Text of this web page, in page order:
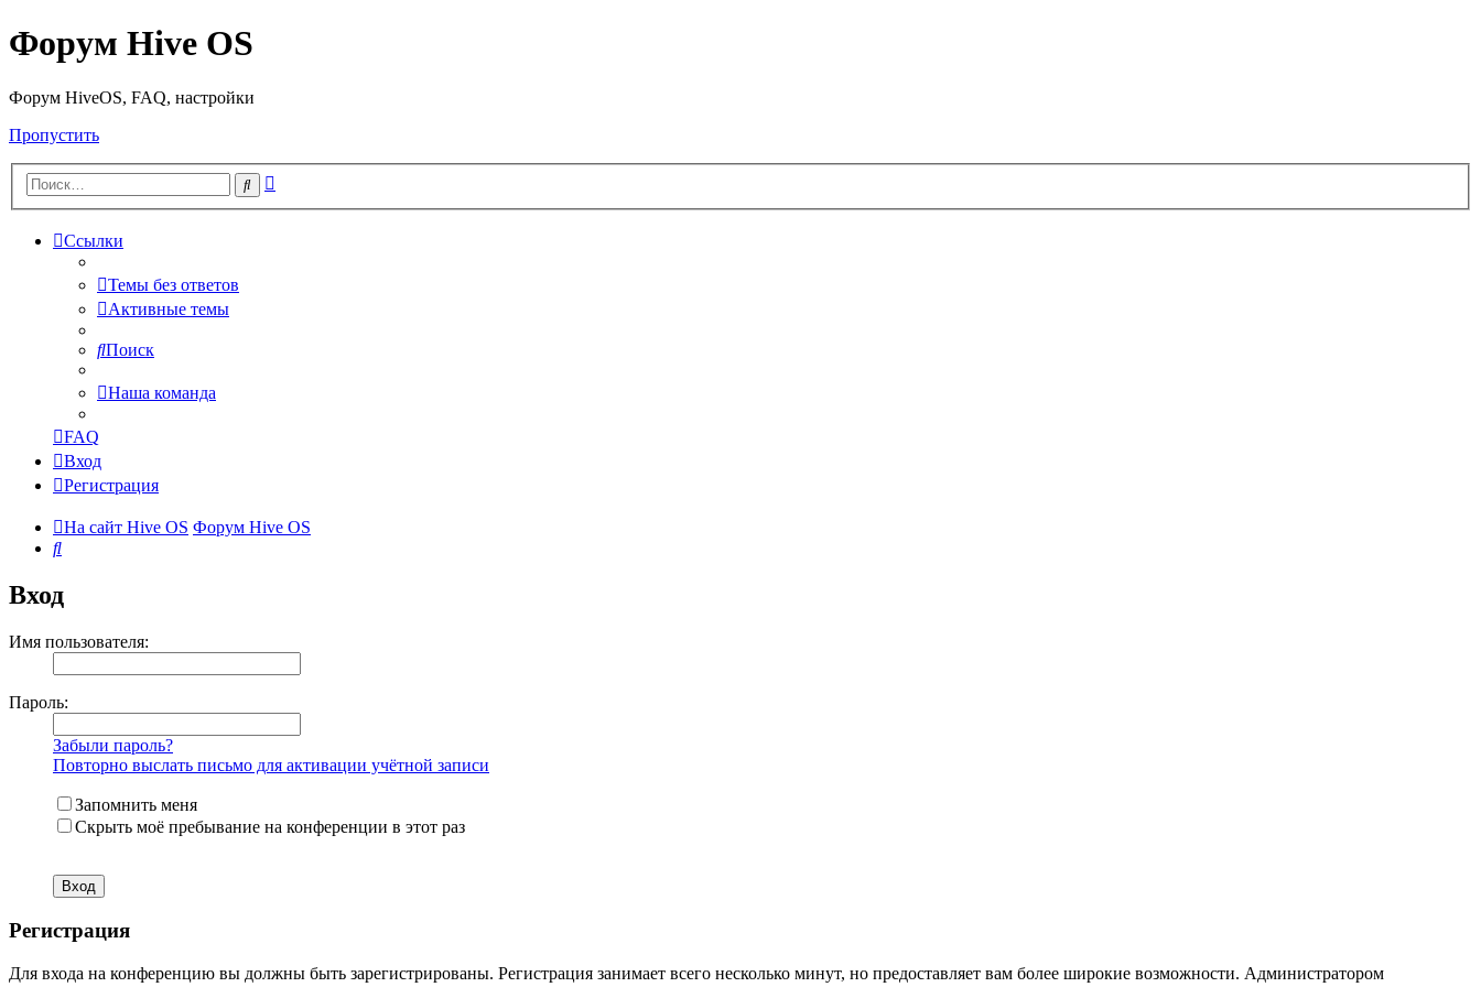
Форум Hive OS
Форум HiveOS, FAQ, настройки
Пропустить
Поиск
Ссылки
Темы без ответов
Активные темы
Поиск
Наша команда
FAQ
Вход
Регистрация
На сайт Hive OS Форум Hive OS
Поиск
Вход
Имя пользователя:
Пароль:
Забыли пароль?
Повторно выслать письмо для активации учётной записи
Запомнить меня
Скрыть моё пребывание на конференции в этот раз
Регистрация
Для входа на конференцию вы должны быть зарегистрированы. Регистрация занимает всего несколько минут, но предоставляет вам более широкие возможности. Администратором